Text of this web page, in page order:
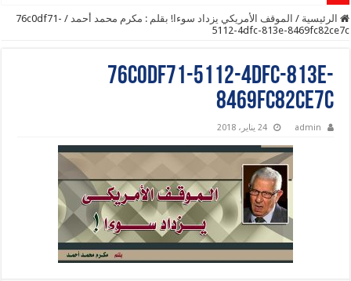
الرئيسية / الموقف الأمريكي يزداد سوءا! بقلم : مكرم محمد أحمد /
76c0df71-
5112-4dfc-813e-8469fc82ce7c
76c0df71-5112-4dfc-813e-
8469fc82ce7c
admin 24 يناير، 2018